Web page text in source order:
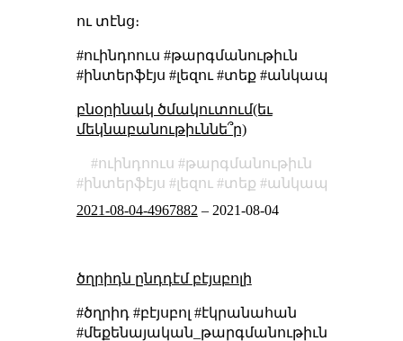
ու տէնց։
#ուինդոուս #թարգմանութիւն
#ինտերֆէյս #լեզու #տեք #անկապ
բնօրինակ ծմակուտում(եւ
մեկնաբանութիւննե՞ր)
ուինդոուս
թարգմանութիւն
ինտերֆէյս
լեզու տեք
անկապ
2021-08-04-4967882 – 2021-08-04
ծղրիդն ընդդէմ բէյսբոլի
#ծղրիդ #բէյսբոլ #էկրանահան
#մեքենայական_թարգմանութիւն